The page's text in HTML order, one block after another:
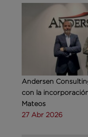
Andersen
con la
Mateos
27 Abr 2026